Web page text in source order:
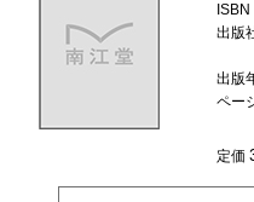
ISBN
出版
出版
ペー
定価